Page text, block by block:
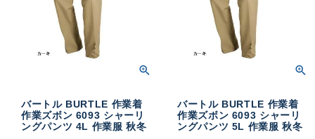
バートル BURTLE 作業着
作業ズボン 6093 シャーリ
ングパンツ 4L 作業服 秋冬
バートル BURTLE 作業着
作業ズボン 6093 シャーリ
ングパンツ 5L 作業服 秋冬